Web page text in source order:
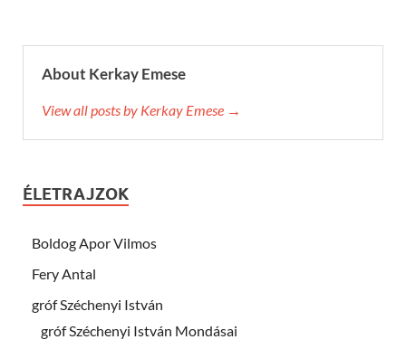
About Kerkay Emese
View all posts by Kerkay Emese →
ÉLETRAJZOK
Boldog Apor Vilmos
Fery Antal
gróf Széchenyi István
gróf Széchenyi István Mondásai